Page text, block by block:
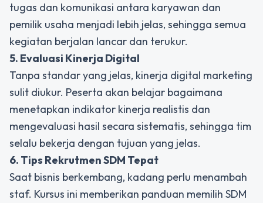
tugas dan komunikasi antara karyawan dan
pemilik usaha menjadi lebih jelas, sehingga semua
kegiatan berjalan lancar dan terukur.
5. Evaluasi Kinerja Digital
Tanpa standar yang jelas, kinerja digital marketing
sulit diukur. Peserta akan belajar bagaimana
menetapkan indikator kinerja realistis dan
mengevaluasi hasil secara sistematis, sehingga tim
selalu bekerja dengan tujuan yang jelas.
6. Tips Rekrutmen SDM Tepat
Saat bisnis berkembang, kadang perlu menambah
staf. Kursus ini memberikan panduan memilih SDM